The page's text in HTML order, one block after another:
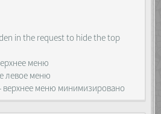
in the request to hide the top
меню
левое меню
верхнее меню минимизировано